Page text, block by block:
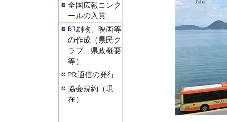
全国広報コンク
ールの入賞
印刷物、映画等
の作成（県民ク
ラブ、県政概要
等）
PR通信の発行
協会規約（現
在）